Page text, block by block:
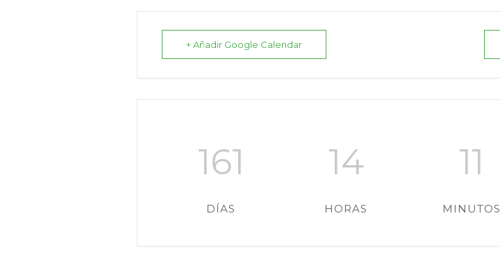
+ Añadir Google Calendar
161
DÍAS
14
HORAS
11
MINUTOS